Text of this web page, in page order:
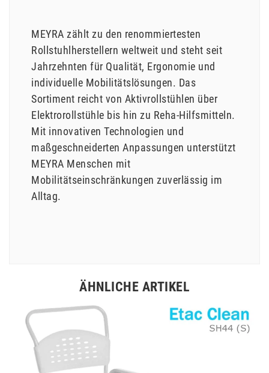
MEYRA zählt zu den renommiertesten
Rollstuhlherstellern weltweit und steht seit
Jahrzehnten für Qualität, Ergonomie und
individuelle Mobilitätslösungen. Das
Sortiment reicht von Aktivrollstühlen über
Elektrorollstühle bis hin zu Reha-Hilfsmitteln.
Mit innovativen Technologien und
maßgeschneiderten Anpassungen unterstützt
MEYRA Menschen mit
Mobilitätseinschränkungen zuverlässig im
Alltag.
ÄHNLICHE ARTIKEL